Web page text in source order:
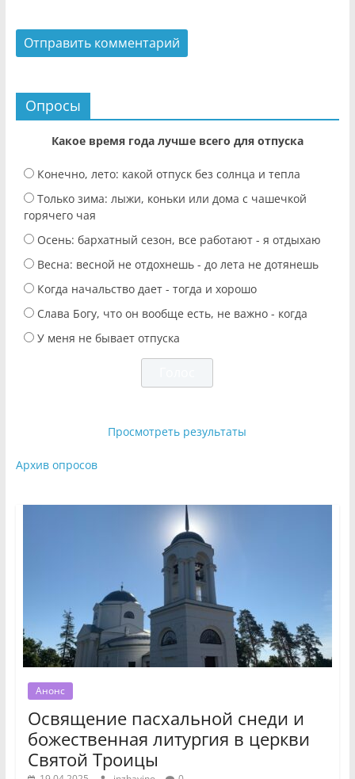
Опросы
Какое время года лучше всего для отпуска
Конечно, лето: какой отпуск без солнца и тепла
Только зима: лыжи, коньки или дома с чашечкой
горячего чая
Осень: бархатный сезон, все работают - я отдыхаю
Весна: весной не отдохнешь - до лета не дотянешь
Когда начальство дает - тогда и хорошо
Слава Богу, что он вообще есть, не важно - когда
У меня не бывает отпуска
Просмотреть результаты
Архив опросов
Анонс
Освящение пасхальной снеди и
божественная литургия в церкви
Святой Троицы